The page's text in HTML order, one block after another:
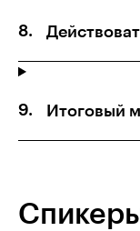
Итоговый